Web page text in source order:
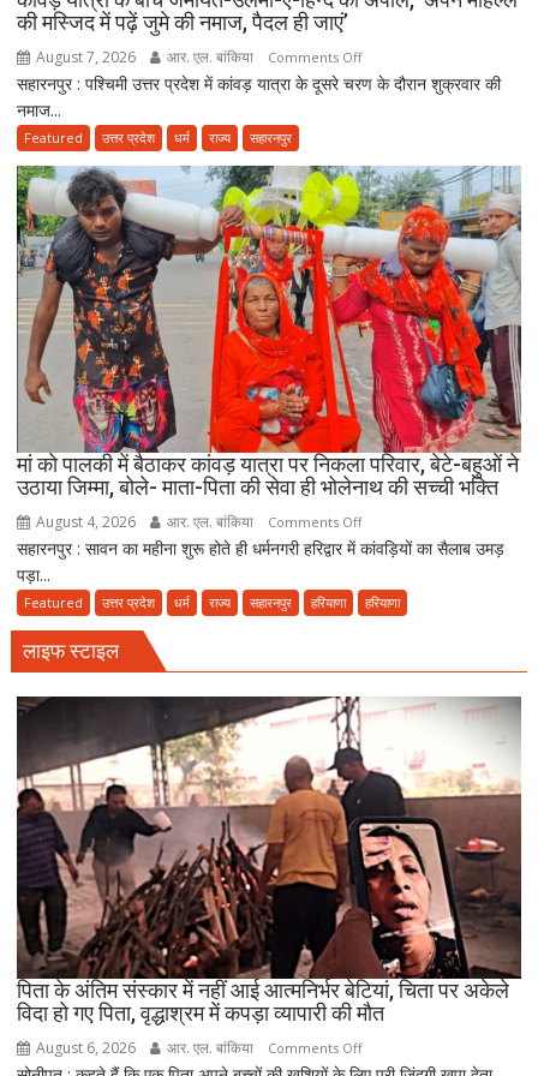
की मस्जिद में पढ़ें जुमे की नमाज, पैदल ही जाएं’
August 7, 2026 आर. एल. बांकिया Comments Offon
कांवड़
बीच
जमीयत-
उलेमा-
ए-
हिन्द
की
अपील,
‘अपने
मोहल्ले
की
मस्जिद
में
पढ़ें
नमाज,
ही
सहारनपुर : पश्चिमी उत्तर प्रदेश में कांवड़ यात्रा के दूसरे चरण के दौरान शुक्रवार की
नमाज...
Featured उत्तर प्रदेश धर्म राज्य सहारनपुर
मां को पालकी में बैठाकर कांवड़ यात्रा पर निकला परिवार, बेटे-बहुओं ने
उठाया जिम्मा, बोले- माता-पिता की सेवा ही भोलेनाथ की सच्ची भक्ति
August 4, 2026 आर. एल. बांकिया Comments Offon
मां
पालकी
यात्रा
निकला
परिवार,
बेटे-
बहुओं
ने
उठाया
जिम्मा,
बोले-
माता-
पिता
की
सेवा
सहारनपुर : सावन का महीना शुरू होते ही धर्मनगरी हरिद्वार में कांवड़ियों का सैलाब उमड़
पड़ा...
Featured उत्तर प्रदेश धर्म राज्य सहारनपुर हरियाणा हरियाणा
लाइफ स्टाइल
पिता के अंतिम संस्कार में नहीं आई आत्मनिर्भर बेटियां, चिता पर अकेले
विदा हो गए पिता, वृद्धाश्रम में कपड़ा व्यापारी की मौत
August 6, 2026 आर. एल. बांकिया Comments Offon